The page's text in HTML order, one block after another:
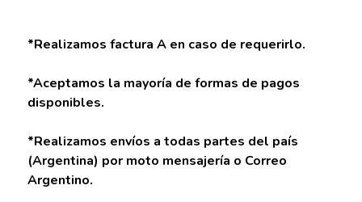
*Realizamos factura A en caso de requerirlo.
*Aceptamos la mayoría de formas de pagos
disponibles.
*Realizamos envíos a todas partes del país
(Argentina) por moto mensajería o Correo
Argentino.